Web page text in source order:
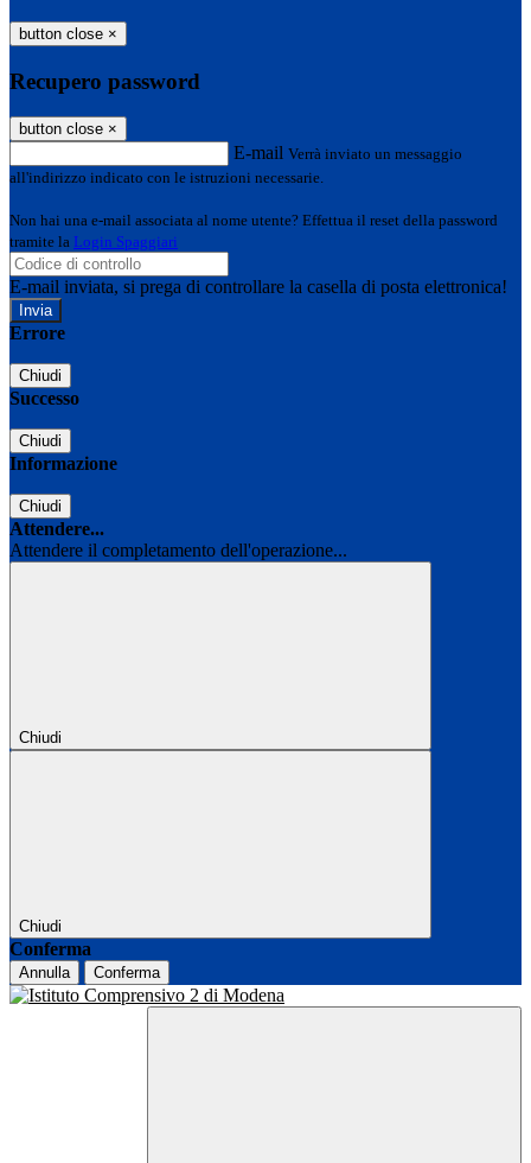
button close ×
Recupero password
button close ×
E-mail Verrà inviato un messaggio
all'indirizzo indicato con le istruzioni necessarie.
Non hai una e-mail associata al nome utente? Effettua il reset della password
tramite la Login Spaggiari
E-mail inviata, si prega di controllare la casella di posta elettronica!
Errore
Chiudi
Successo
Chiudi
Informazione
Chiudi
Attendere...
Attendere il completamento dell'operazione...
Chiudi
Chiudi
Conferma
Annulla Conferma